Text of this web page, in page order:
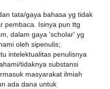
tata/gaya bahasa yg tidak
pembaca. Isinya pun ttg
dalam gaya 'scholar' yg
oleh sipenulis;
intelektualitas penulisnya
tidaknya substansi
masyarakat ilmiah
ada dana untuk